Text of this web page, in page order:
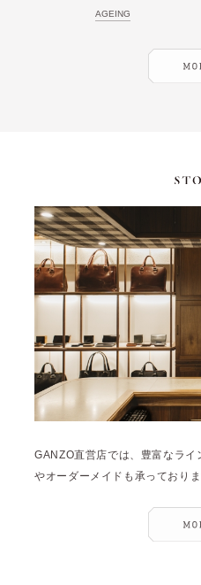
AGEING
GANZO直営店では、豊富なラ
やオーダーメイドも承っておりま